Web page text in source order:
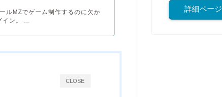
ルMZでゲーム制作するのに欠か
イン。 ...
CLOSE
詳細ページ